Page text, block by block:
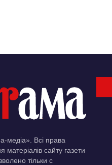
медіа». Всі права
матеріалів сайту газети
тільки c